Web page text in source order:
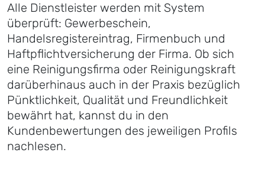
Alle Dienstleister werden mit System
überprüft: Gewerbeschein,
Handelsregistereintrag, Firmenbuch und
Haftpflichtversicherung der Firma. Ob sich
eine Reinigungsfirma oder Reinigungskraft
darüberhinaus auch in der Praxis bezüglich
Pünktlichkeit, Qualität und Freundlichkeit
bewährt hat, kannst du in den
Kundenbewertungen des jeweiligen Profils
nachlesen.